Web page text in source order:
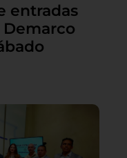
entradas